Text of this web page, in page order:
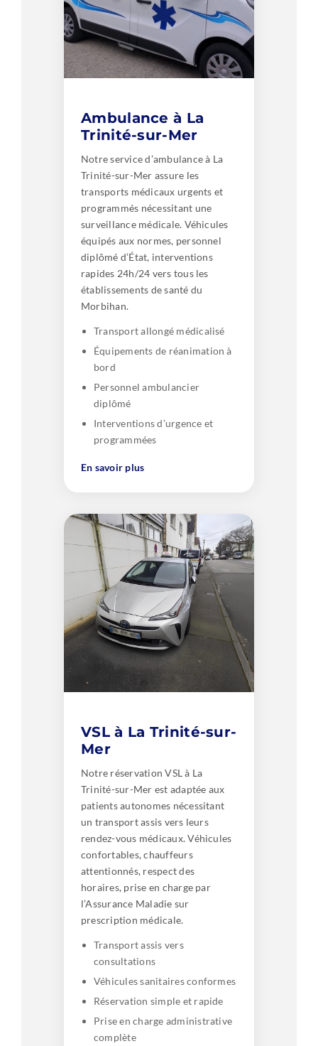
Ambulance à La
Trinité-sur-Mer
Notre service d’ambulance à La
Trinité-sur-Mer assure les
transports médicaux urgents et
programmés nécessitant une
surveillance médicale. Véhicules
équipés aux normes, personnel
diplômé d’État, interventions
rapides 24h/24 vers tous les
établissements de santé du
Morbihan.
Transport allongé médicalisé
Équipements de réanimation à
bord
Personnel ambulancier
diplômé
Interventions d’urgence et
programmées
En savoir plus
VSL à La Trinité-sur-
Mer
Notre réservation VSL à La
Trinité-sur-Mer est adaptée aux
patients autonomes nécessitant
un transport assis vers leurs
rendez-vous médicaux. Véhicules
confortables, chauffeurs
attentionnés, respect des
horaires, prise en charge par
l’Assurance Maladie sur
prescription médicale.
Transport assis vers
consultations
Véhicules sanitaires conformes
Réservation simple et rapide
Prise en charge administrative
complète